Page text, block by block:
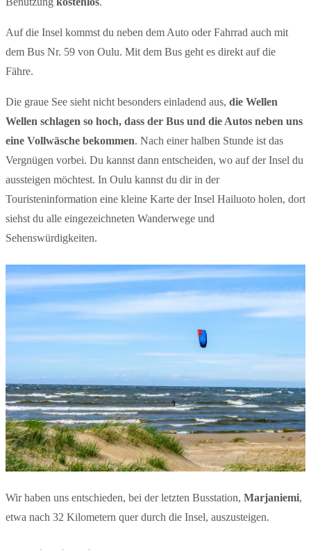
Auf die Insel kommst du neben dem Auto oder Fahrrad auch mit
dem Bus Nr. 59 von Oulu. Mit dem Bus geht es direkt auf die
Fähre.
Die graue See sieht nicht besonders einladend aus, die Wellen
Wellen schlagen so hoch, dass der Bus und die Autos neben uns
eine Vollwäsche bekommen. Nach einer halben Stunde ist das
Vergnügen vorbei. Du kannst dann entscheiden, wo auf der Insel du
aussteigen möchtest. In Oulu kannst du dir in der
Touristeninformation eine kleine Karte der Insel Hailuoto holen, dort
siehst du alle eingezeichneten Wanderwege und
Sehenswürdigkeiten.
Wir haben uns entschieden, bei der letzten Busstation, Marjaniemi,
etwa nach 32 Kilometern quer durch die Insel, auszusteigen.